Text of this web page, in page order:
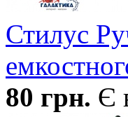
Стилус
80 грн. Є